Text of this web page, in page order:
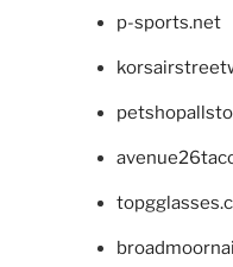
p-sports.net